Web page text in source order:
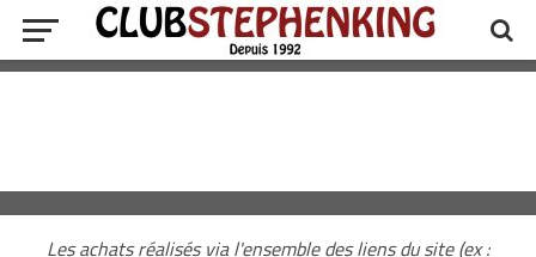
Les achats réalisés via l'ensemble des liens du site (ex :